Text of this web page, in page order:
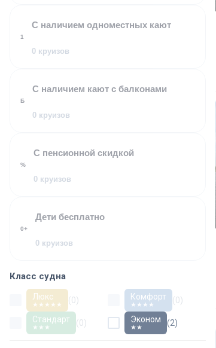
1
С наличием одноместных кают
0 круизов
Б
С наличием кают с балконами
0 круизов
%
С пенсионной скидкой
0 круизов
0+
Дети бесплатно
0 круизов
Класс судна
Люкс
★★★★★ (0)
Стандарт
★★★ (0)
Комфорт
★★★★ (0)
Эконом
★★ (2)